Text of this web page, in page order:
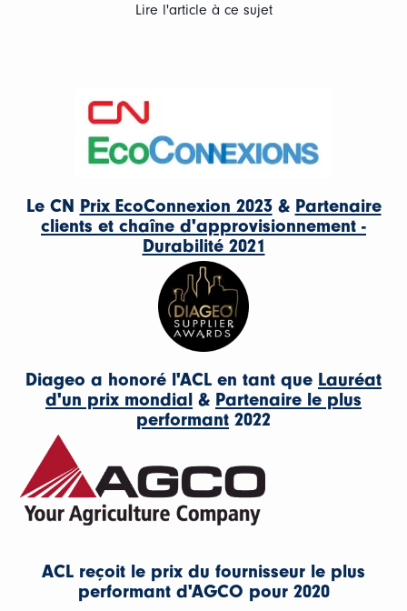
Lire l'article à ce sujet
Le CN Prix EcoConnexion 2023& Partenaire
clients et chaîne d'approvisionnement -
Durabilité 2021
Diageo a honoré l'ACL en tant que Lauréat
d'un prix mondial & Partenaire le plus
performant 2022
ACL reçoit le prix du fournisseur le plus
performant d'AGCO pour 2020